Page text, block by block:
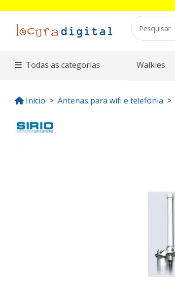
Todas as categorias Walkies
Início Antenas para wifi e telefonia